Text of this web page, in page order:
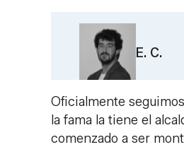
E. C.
Oficialmente
la fama la tiene el
comenzado a ser